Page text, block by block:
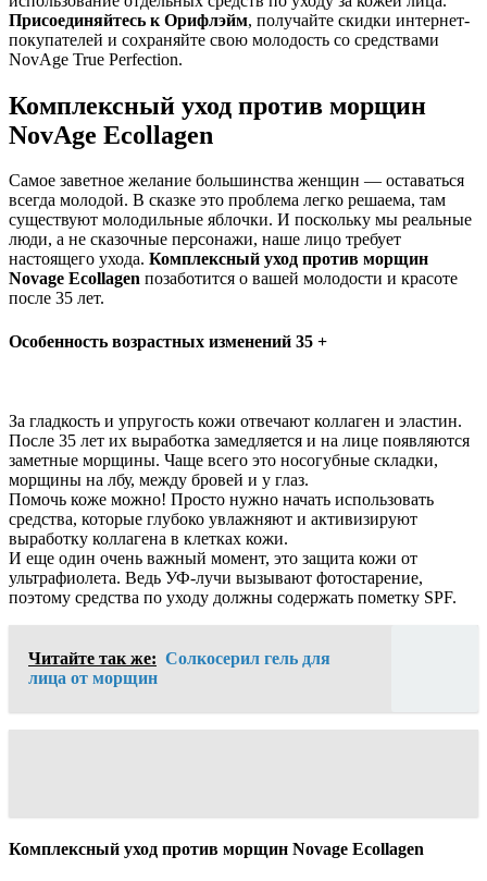
Присоединяйтесь к Орифлэйм, получайте скидки интернет-
покупателей и сохраняйте свою молодость со средствами
NovAge True Perfection.
Комплексный уход против морщин
NovAge Ecollagen
Самое заветное желание большинства женщин — оставаться
всегда молодой. В сказке это проблема легко решаема, там
существуют молодильные яблочки. И поскольку мы реальные
люди, а не сказочные персонажи, наше лицо требует
настоящего ухода. Комплексный уход против морщин
Novage Ecollagen позаботится о вашей молодости и красоте
после 35 лет.
Особенность возрастных изменений 35 +
За гладкость и упругость кожи отвечают коллаген и эластин.
После 35 лет их выработка замедляется и на лице появляются
заметные морщины. Чаще всего это носогубные складки,
морщины на лбу, между бровей и у глаз.
Помочь коже можно! Просто нужно начать использовать
средства, которые глубоко увлажняют и активизируют
выработку коллагена в клетках кожи.
И еще один очень важный момент, это защита кожи от
ультрафиолета. Ведь УФ-лучи вызывают фотостарение,
поэтому средства по уходу должны содержать пометку SPF.
Читайте так же: Солкосерил гель для
лица от морщин
Комплексный уход против морщин Novage Ecollagen